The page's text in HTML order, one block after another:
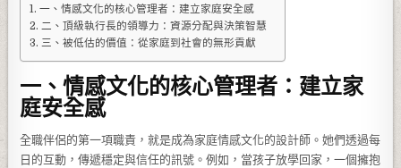
一、情感文化的核心管理者：建立家庭安全感
二、頂級執行長的領導力：資源分配與決策智慧
三、被低估的價值：從家庭到社會的無形貢獻
一、情感文化的核心管理者：建立家
庭安全感
全職伴侶的第一項職責，就是成為家庭情感文化的設計師。她們透過每
日的互動，傳遞穩定與信任的訊號。例如，當孩子放學回家，一個擁抱